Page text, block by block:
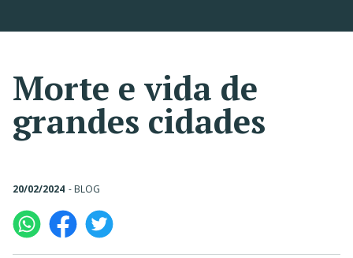
Morte e vida de
grandes cidades
20/02/2024 - BLOG